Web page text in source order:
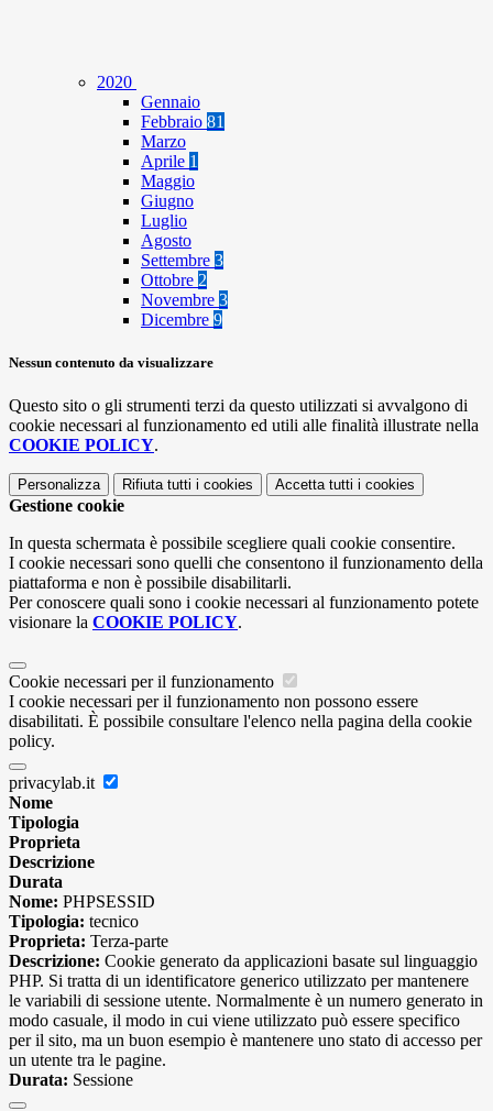
2020
Gennaio
Febbraio 81
Marzo
Aprile 1
Maggio
Giugno
Luglio
Agosto
Settembre 3
Ottobre 2
Novembre 3
Dicembre 9
Nessun contenuto da visualizzare
Questo sito o gli strumenti terzi da questo utilizzati si avvalgono di
cookie necessari al funzionamento ed utili alle finalità illustrate nella
COOKIE POLICY.
Personalizza Rifiuta tutti i cookies Accetta tutti i cookies
Gestione cookie
In questa schermata è possibile scegliere quali cookie consentire.
I cookie necessari sono quelli che consentono il funzionamento della
piattaforma e non è possibile disabilitarli.
Per conoscere quali sono i cookie necessari al funzionamento potete
visionare la COOKIE POLICY.
Cookie necessari per il funzionamento
I cookie necessari per il funzionamento non possono essere
disabilitati. È possibile consultare l'elenco nella pagina della cookie
policy.
privacylab.it
Nome
Tipologia
Proprieta
Descrizione
Durata
Nome: PHPSESSID
Tipologia: tecnico
Proprieta: Terza-parte
Descrizione: Cookie generato da applicazioni basate sul linguaggio
PHP. Si tratta di un identificatore generico utilizzato per mantenere
le variabili di sessione utente. Normalmente è un numero generato in
modo casuale, il modo in cui viene utilizzato può essere specifico
per il sito, ma un buon esempio è mantenere uno stato di accesso per
un utente tra le pagine.
Durata: Sessione